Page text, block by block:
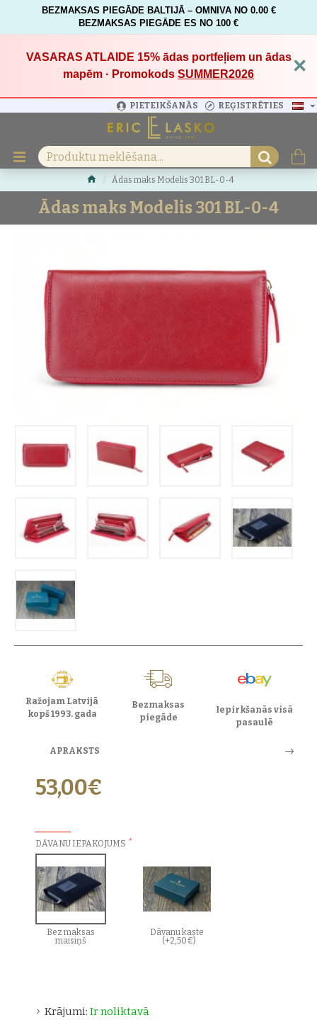
BEZMAKSAS PIEGĀDE BALTIJĀ – OMNIVA NO 0.00 €
BEZMAKSAS PIEGĀDE ES NO 100 €
VASARAS ATLAIDE 15%ādas portfeļiem un ādas
mapēm · Promokods SUMMER2026 ×
PIETEIKŠANĀS REĢISTRĒTIES
Ādas maks Modelis 301 BL-0-4
Ādas maks Modelis 301 BL-0-4
Ražojam Latvijā
kopš 1993. gada
Bezmaksas
piegāde
Iepirkšanās visā
pasaulē
APRAKSTS
Krājumi: Ir noliktavā
53,00€
DĀVANU IEPAKOJUMS
Bez maksas
maisiņš
Dāvanu kaste
(+2,50€)